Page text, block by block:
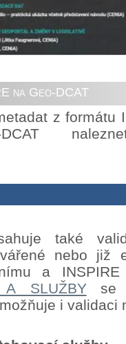
na Geo-DCAT
z formátu
také
nebo již
a
A SLUŽBYse
i validaci